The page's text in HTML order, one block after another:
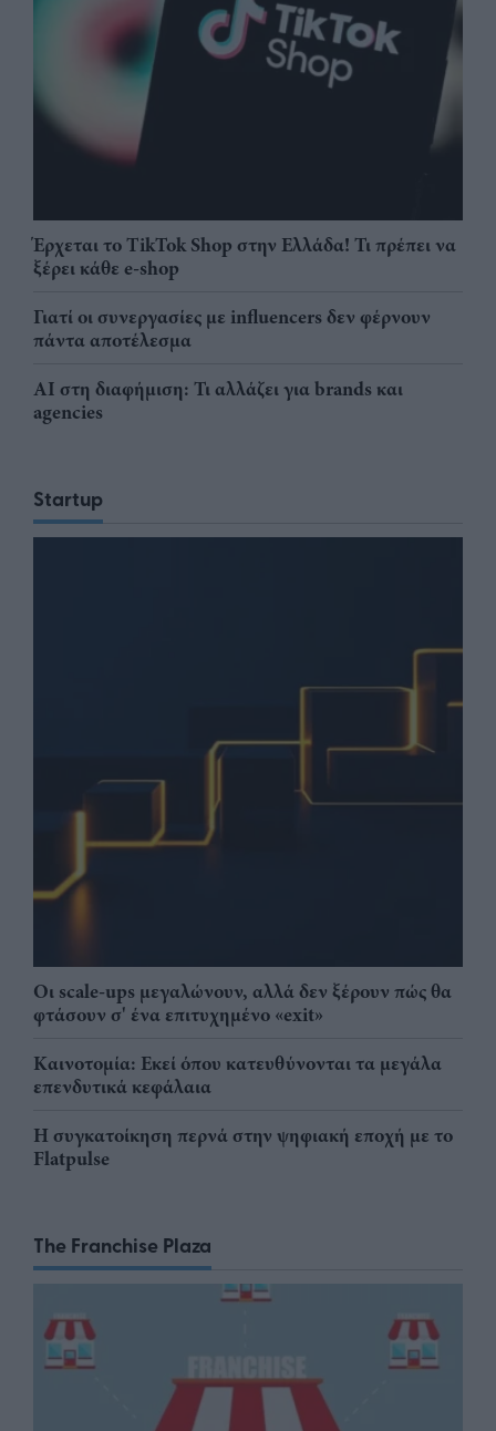
Έρχεται το TikTok Shop στην Ελλάδα! Τι πρέπει να
ξέρει κάθε e-shop
Γιατί οι συνεργασίες με influencers δεν φέρνουν
πάντα αποτέλεσμα
AI στη διαφήμιση: Τι αλλάζει για brands και
agencies
Startup
Οι scale-ups μεγαλώνουν, αλλά δεν ξέρουν πώς θα
φτάσουν σ' ένα επιτυχημένο «exit»
Καινοτομία: Εκεί όπου κατευθύνονται τα μεγάλα
επενδυτικά κεφάλαια
Η συγκατοίκηση περνά στην ψηφιακή εποχή με το
Flatpulse
The Franchise Plaza